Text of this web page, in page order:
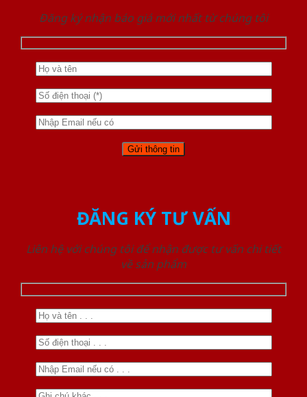
Đăng ký nhận báo giá mới nhất từ chúng tôi
ĐĂNG KÝ TƯ VẤN
Liên hệ với chúng tôi để nhận được tư vấn chi tiết
về sản phẩm